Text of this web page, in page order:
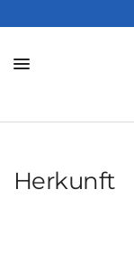
Herkunft